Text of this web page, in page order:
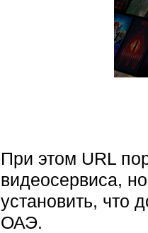
При этом URL
видеосервиса,
установить, что
ОАЭ.